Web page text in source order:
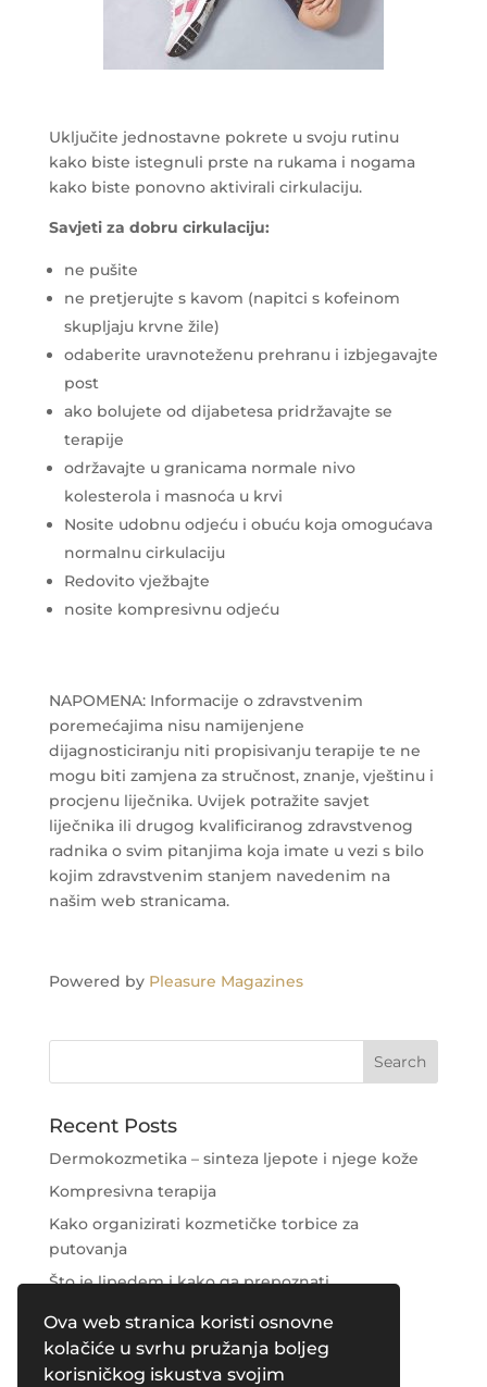
Ova web stranica koristi osnovne
kolačiće u svrhu pružanja boljeg
korisničkog iskustva svojim
Uključite jednostavne pokrete u svoju rutinu
kako biste istegnuli prste na rukama i nogama
kako biste ponovno aktivirali cirkulaciju.
Savjeti za dobru cirkulaciju:
ne pušite
ne pretjerujte s kavom (napitci s kofeinom
skupljaju krvne žile)
odaberite uravnoteženu prehranu i izbjegavajte
post
ako bolujete od dijabetesa pridržavajte se
terapije
održavajte u granicama normale nivo
kolesterola i masnoća u krvi
Nosite udobnu odjeću i obuću koja omogućava
normalnu cirkulaciju
Redovito vježbajte
nosite kompresivnu odjeću
NAPOMENA: Informacije o zdravstvenim
poremećajima nisu namijenjene
dijagnosticiranju niti propisivanju terapije te ne
mogu biti zamjena za stručnost, znanje, vještinu i
procjenu liječnika. Uvijek potražite savjet
liječnika ili drugog kvalificiranog zdravstvenog
radnika o svim pitanjima koja imate u vezi s bilo
kojim zdravstvenim stanjem navedenim na
našim web stranicama.
Powered by Pleasure Magazines
Recent Posts
Dermokozmetika – sinteza ljepote i njege kože
Kompresivna terapija
Kako organizirati kozmetičke torbice za
putovanja
Što je lipedem i kako ga prepoznati
Njega područja oko očiju
Recent Comments